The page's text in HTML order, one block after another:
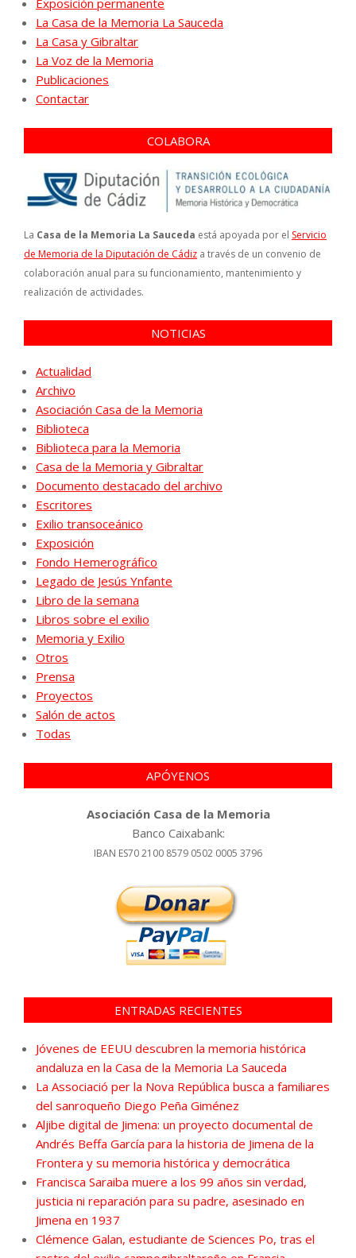
Exposición permanente
La Casa de la Memoria La Sauceda
La Casa y Gibraltar
La Voz de la Memoria
Publicaciones
Contactar
COLABORA
La Casa de la Memoria La Sauceda está apoyada por el Servicio
de Memoria de la Diputación de Cádiz a través de un convenio de
colaboración anual para su funcionamiento, mantenimiento y
realización de actividades.
NOTICIAS
Actualidad
Archivo
Asociación Casa de la Memoria
Biblioteca
Biblioteca para la Memoria
Casa de la Memoria y Gibraltar
Documento destacado del archivo
Escritores
Exilio transoceánico
Exposición
Fondo Hemerográfico
Legado de Jesús Ynfante
Libro de la semana
Libros sobre el exilio
Memoria y Exilio
Otros
Prensa
Proyectos
Salón de actos
Todas
APÓYENOS
Asociación Casa de la Memoria
Banco Caixabank:
IBAN ES70 2100 8579 0502 0005 3796
ENTRADAS RECIENTES
Jóvenes de EEUU descubren la memoria histórica
andaluza en la Casa de la Memoria La Sauceda
La Associació per la Nova República busca a familiares
del sanroqueño Diego Peña Giménez
Aljibe digital de Jimena: un proyecto documental de
Andrés Beffa García para la historia de Jimena de la
Frontera y su memoria histórica y democrática
Francisca Saraiba muere a los 99 años sin verdad,
justicia ni reparación para su padre, asesinado en
Jimena en 1937
Clémence Galan, estudiante de Sciences Po, tras el